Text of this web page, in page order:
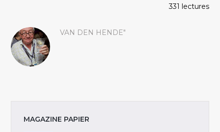
331 lectures
VAN DEN HENDE"
MAGAZINE PAPIER